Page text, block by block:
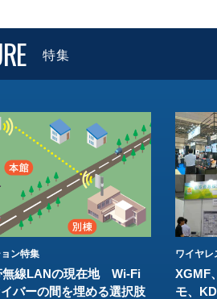
特集
ン特集
無線LANの現在地 Wi-Fi
バーの間を埋める選択肢
ワイヤレ
XGMF
モ、